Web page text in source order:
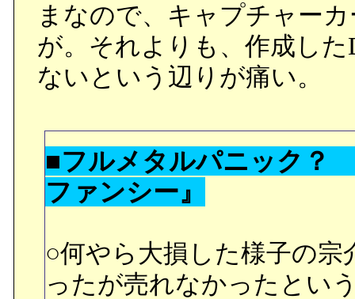
まなので、キャプチャー
が。それよりも、作成し
ないという辺りが痛い。
■フルメタルパニック
ファンシー』
○何やら大損した様子の
ったが売れなかったとい